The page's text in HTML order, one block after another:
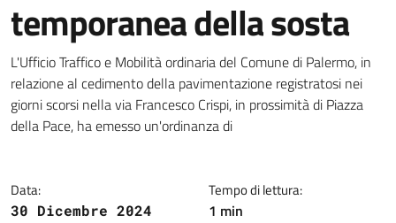
temporanea della sosta
Dettagli della notizia
L'Ufficio Traffico e Mobilità ordinaria del Comune di Palermo, in
relazione al cedimento della pavimentazione registratosi nei
giorni scorsi nella via Francesco Crispi, in prossimità di Piazza
della Pace, ha emesso un'ordinanza di
Data:
30 Dicembre 2024
Tempo di lettura:
1 min